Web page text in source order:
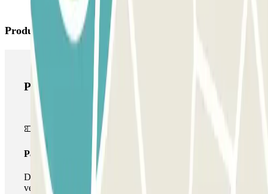
Productes de Parclick
Productes de Parclick
Passi simple
Durant la teva estada podràs entrar i sortir una única
vegada al pàrquing